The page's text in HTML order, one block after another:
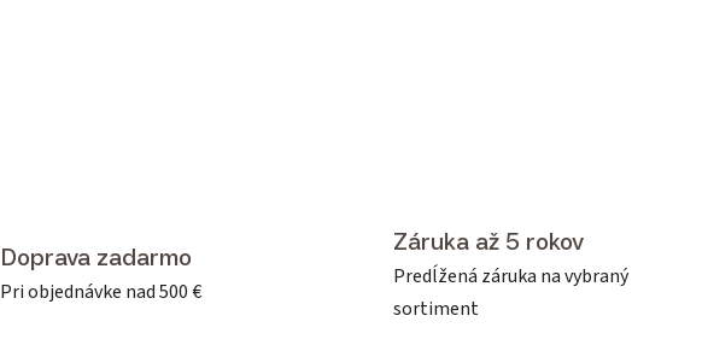
Doprava zadarmo
Pri objednávke nad 500 €
Záruka až 5 rokov
Predĺžená záruka na vybraný
sortiment